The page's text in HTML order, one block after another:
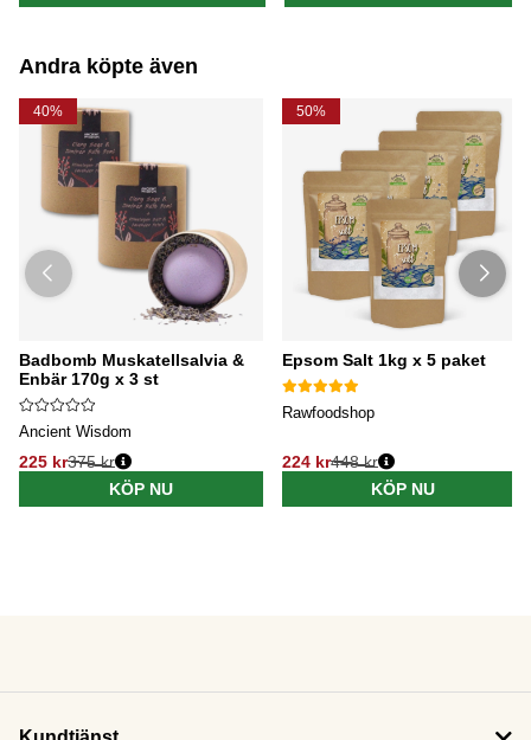
Andra köpte även
40%
Badbomb Muskatellsalvia &
Enbär 170g x 3 st
Ancient Wisdom
225 kr375 kr
KÖP NU
50%
Epsom Salt 1kg x 5 paket
Rawfoodshop
224 kr448 kr
KÖP NU